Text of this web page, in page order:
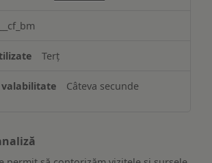
__cf_bm
Terț
Câteva secunde